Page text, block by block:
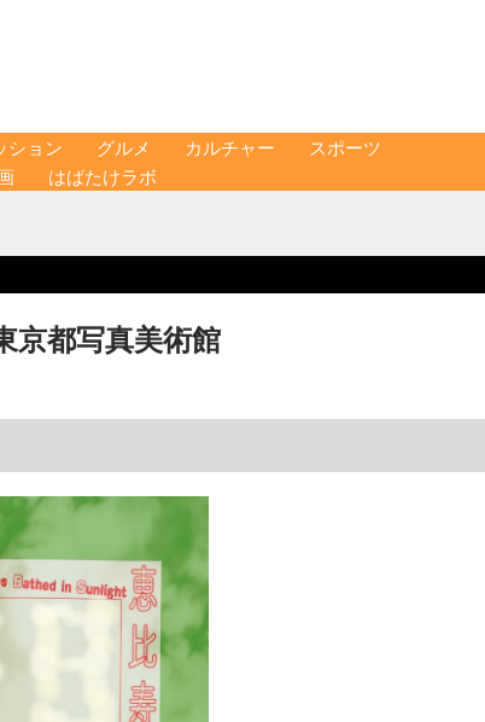
ション グルメ カルチャー
スポーツ
はばたけラボ
京都写真美術館